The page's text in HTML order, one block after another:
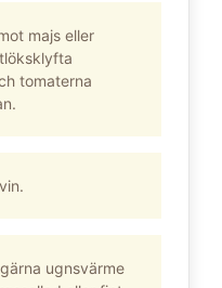
majs eller
tomaterna
ugnsvärme